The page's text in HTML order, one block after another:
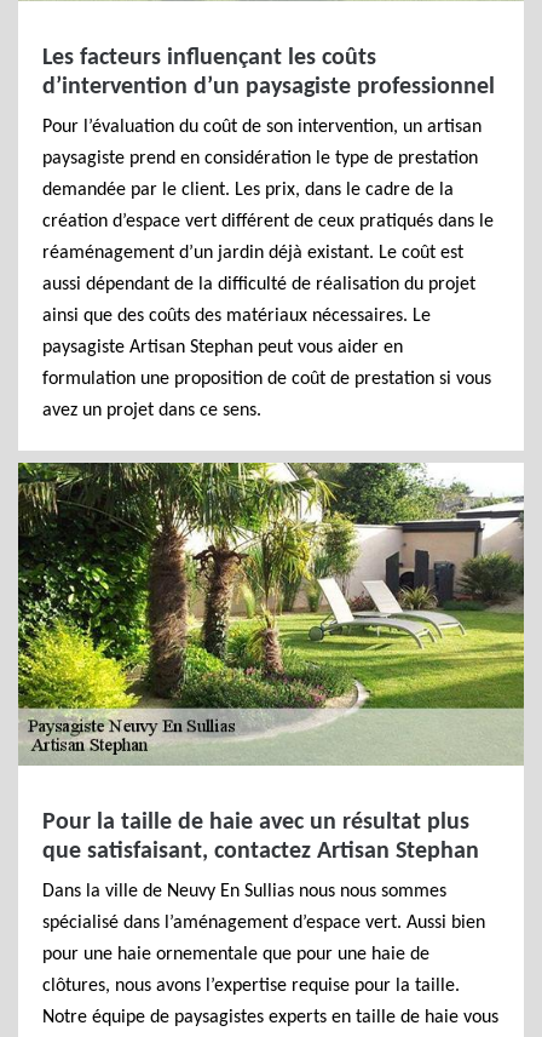
Les facteurs influençant les coûts
d’intervention d’un paysagiste professionnel
Pour l’évaluation du coût de son intervention, un artisan
paysagiste prend en considération le type de prestation
demandée par le client. Les prix, dans le cadre de la
création d’espace vert différent de ceux pratiqués dans le
réaménagement d’un jardin déjà existant. Le coût est
aussi dépendant de la difficulté de réalisation du projet
ainsi que des coûts des matériaux nécessaires. Le
paysagiste Artisan Stephan peut vous aider en
formulation une proposition de coût de prestation si vous
avez un projet dans ce sens.
Pour la taille de haie avec un résultat plus
que satisfaisant, contactez Artisan Stephan
Dans la ville de Neuvy En Sullias nous nous sommes
spécialisé dans l’aménagement d’espace vert. Aussi bien
pour une haie ornementale que pour une haie de
clôtures, nous avons l’expertise requise pour la taille.
Notre équipe de paysagistes experts en taille de haie vous